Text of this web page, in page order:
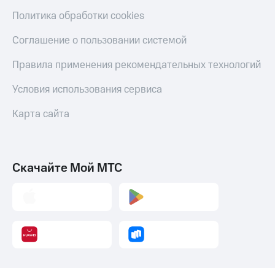
Политика обработки cookies
Соглашение о пользовании системой
Правила применения рекомендательных технологий
Условия использования сервиса
Карта сайта
Скачайте Мой МТС